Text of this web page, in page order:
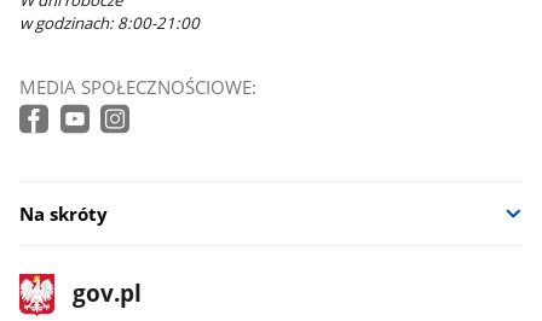
w godzinach: 8:00-21:00
MEDIA SPOŁECZNOŚCIOWE:
Na skróty
stopka
gov.pl
Strona
gov.pl